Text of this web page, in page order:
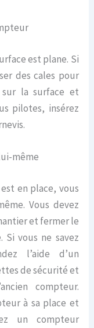
est plane. Si
des cales pour
sur la surface et
pilotes, insérez
même
en place, vous
Vous devez
et fermer le
Si vous ne savez
l’aide d’un
de sécurité et
compteur.
à sa place et
un compteur